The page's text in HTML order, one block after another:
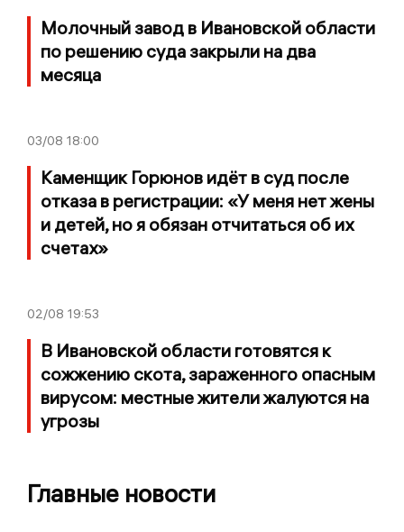
Молочный завод в Ивановской области
по решению суда закрыли на два
месяца
03/08 18:00
Каменщик Горюнов идёт в суд после
отказа в регистрации: «У меня нет жены
и детей, но я обязан отчитаться об их
счетах»
02/08 19:53
В Ивановской области готовятся к
сожжению скота, зараженного опасным
вирусом: местные жители жалуются на
угрозы
Главные новости